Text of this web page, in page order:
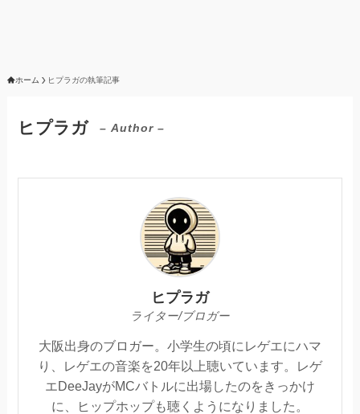
ホーム ヒプラガの執筆記事
ヒプラガ – Author –
ヒプラガ
ライター/ブロガー
大阪出身のブロガー。小学生の頃にレゲエにハマ
り、レゲエの音楽を20年以上聴いています。レゲ
エDeeJayがMCバトルに出場したのをきっかけ
に、ヒップホップも聴くようになりました。